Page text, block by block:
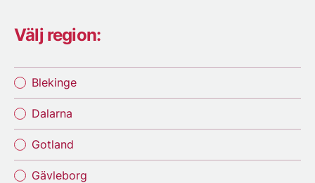
Välj region:
Blekinge
Dalarna
Gotland
Gävleborg